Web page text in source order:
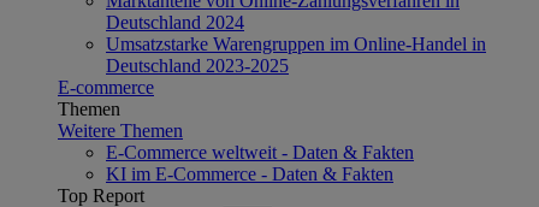
Deutschland 2024
Umsatzstarke Warengruppen im Online-Handel in
Deutschland 2023-2025
E-commerce
Themen
Weitere Themen
E-Commerce weltweit - Daten & Fakten
KI im E-Commerce - Daten & Fakten
Top Report